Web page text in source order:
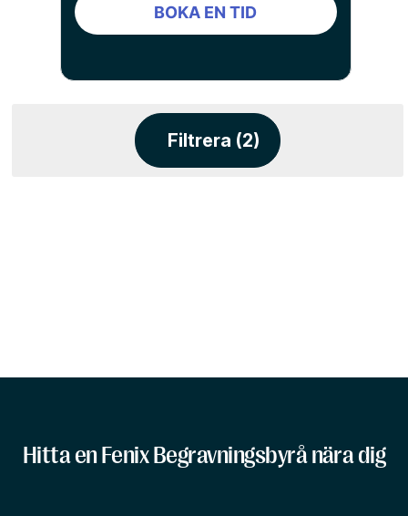
BOKA EN TID
Filtrera (2)
Hitta en Fenix Begravningsbyrå nära dig